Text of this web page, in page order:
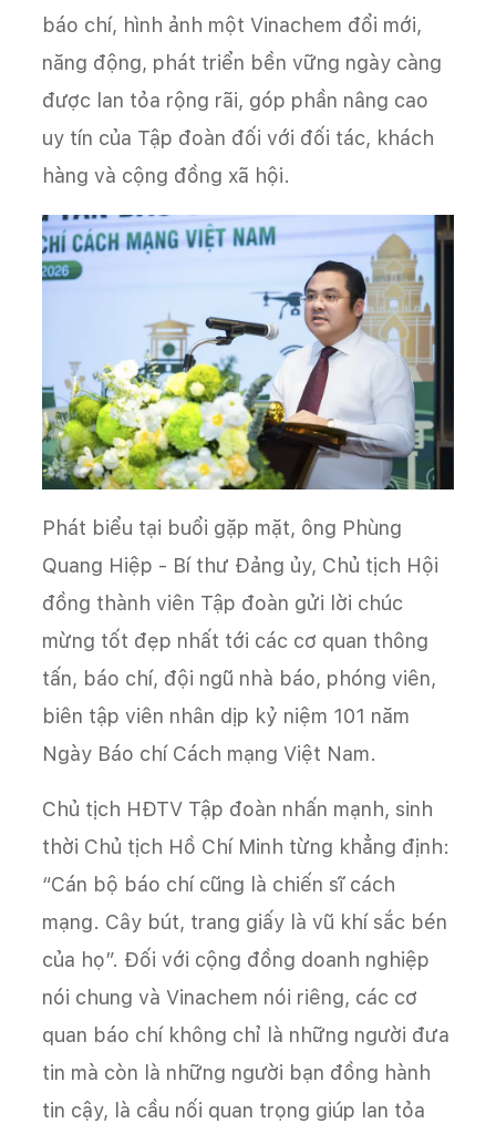
báo chí, hình ảnh một Vinachem đổi mới,
năng động, phát triển bền vững ngày càng
được lan tỏa rộng rãi, góp phần nâng cao
uy tín của Tập đoàn đối với đối tác, khách
hàng và cộng đồng xã hội.
Phát biểu tại buổi gặp mặt, ông Phùng
Quang Hiệp - Bí thư Đảng ủy, Chủ tịch Hội
đồng thành viên Tập đoàn gửi lời chúc
mừng tốt đẹp nhất tới các cơ quan thông
tấn, báo chí, đội ngũ nhà báo, phóng viên,
biên tập viên nhân dịp kỷ niệm 101 năm
Ngày Báo chí Cách mạng Việt Nam.
Chủ tịch HĐTV Tập đoàn nhấn mạnh, sinh
thời Chủ tịch Hồ Chí Minh từng khẳng định:
“Cán bộ báo chí cũng là chiến sĩ cách
mạng. Cây bút, trang giấy là vũ khí sắc bén
của họ”. Đối với cộng đồng doanh nghiệp
nói chung và Vinachem nói riêng, các cơ
quan báo chí không chỉ là những người đưa
tin mà còn là những người bạn đồng hành
tin cậy, là cầu nối quan trọng giúp lan tỏa